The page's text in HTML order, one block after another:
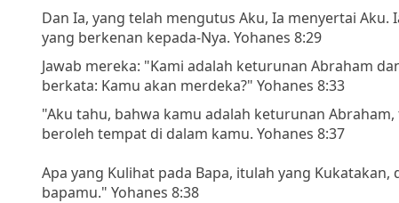
Dan Ia, yang telah mengutus Aku, Ia menyertai
yang berkenan kepada-Nya. Yohanes 8:29
Jawab mereka: "Kami adalah keturunan Abraham
berkata: Kamu akan merdeka?" Yohanes 8:33
"Aku tahu, bahwa kamu adalah keturunan
beroleh tempat di dalam kamu. Yohanes 8:37
Apa yang Kulihat pada Bapa, itulah yang
bapamu." Yohanes 8:38